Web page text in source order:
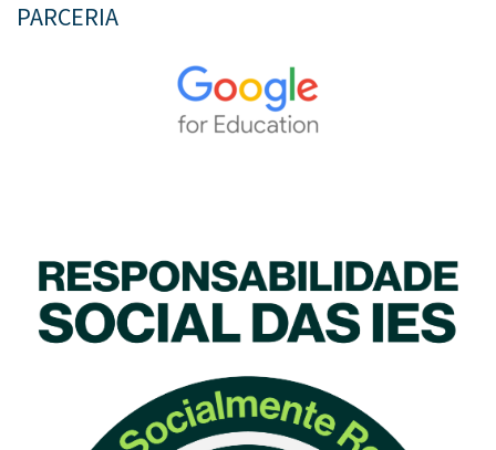
PARCERIA